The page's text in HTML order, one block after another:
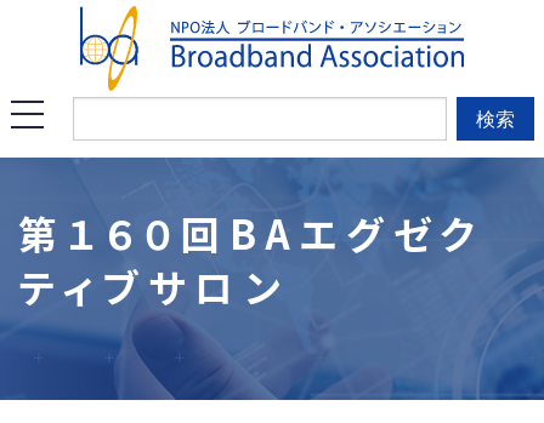
検索
ニ
ー
を
開
第１６０回BAエグゼク
ティブサロン